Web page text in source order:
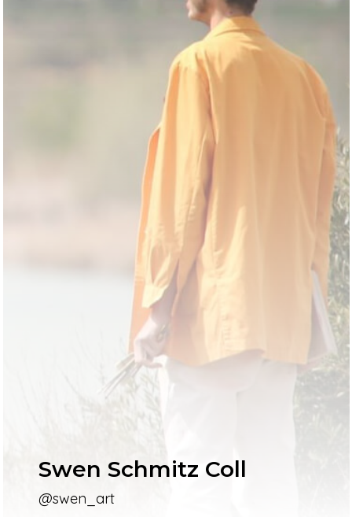
Swen Schmitz Coll
@swen_art